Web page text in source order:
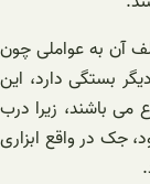
آن به عواملی چون
بستگی دارد، این
باشند، زیرا درب
جک در واقع ابزاری